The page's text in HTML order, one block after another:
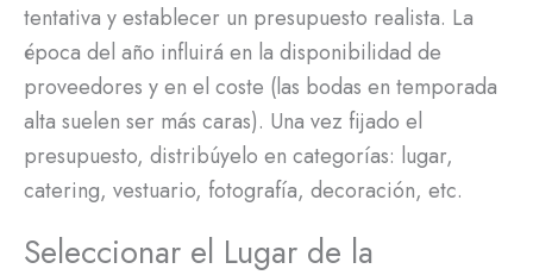
tentativa y establecer un presupuesto realista. La
época del año influirá en la disponibilidad de
proveedores y en el coste (las bodas en temporada
alta suelen ser más caras). Una vez fijado el
presupuesto, distribúyelo en categorías: lugar,
catering, vestuario, fotografía, decoración, etc.
Seleccionar el Lugar de la